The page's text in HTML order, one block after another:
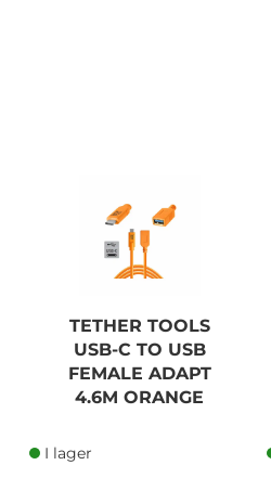
605,00 SEK
Lägg i kundvagn
TETHER TOOLS
USB-C TO USB
FEMALE ADAPT
4.6M ORANGE
I lager